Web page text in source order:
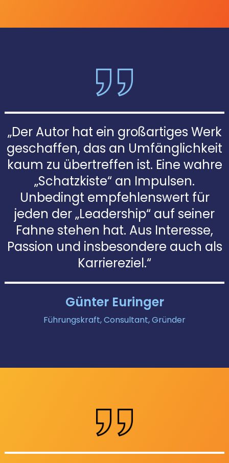
„Der Autor hat ein großartiges Werk
geschaffen, das an Umfänglichkeit
kaum zu übertreffen ist. Eine wahre
„Schatzkiste“ an Impulsen.
Unbedingt empfehlenswert für
jeden der „Leadership“ auf seiner
Fahne stehen hat. Aus Interesse,
Passion und insbesondere auch als
Karriereziel.“
Günter Euringer
Führungskraft, Consultant, Gründer